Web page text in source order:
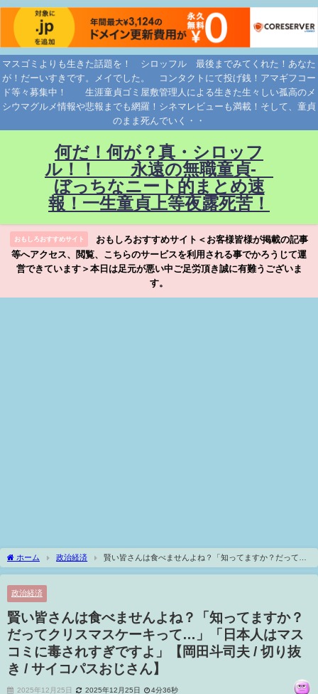
マスゴミよりも生きた話題を！ シロッフル 最後までみてくれた！あなた
が！だーいすきです。メイでした。 コンタクトにて投げ銭！アマギフコー
ド等々募集中！ 生涯童貞ゴミ屋敷管理人による生きた生々しい孤高のメ
シウマグルメ情報や悲報までも網羅！シネマレビューも満載！そして、童貞
のまま死んでいく・・
何だ！何が？真・シロッフ
ル！！ 永遠の無職童貞-
ぼっちなニート的まとめ速
報！一生童貞上等夜露死苦！
おもしろおすすめサイト
おもしろおすすめサイト＜お客様皆様が掲載の記事
等へアクセス、閲覧、こちらのサービスを利用される事でかろうじて運
営できています＞本日は足元が悪い中ご足労頂き誠に有難うございま
す。
ホーム 政治経済
賢い皆さんは食べませんよね？「知ってますか？だってク
リスマスケーキって…」「日本人はマスコミに毒されすぎですよ」【岡田斗司夫 / 切り
政治経済
賢い皆さんは食べませんよね？「知ってますか？
だってクリスマスケーキって…」「日本人はマス
コミに毒されすぎですよ」【岡田斗司夫 / 切り抜
き / サイコパスおじさん】
2025年12月25日 2025年12月25日 4分36秒